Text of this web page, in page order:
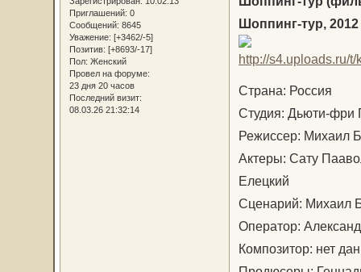
Приглашений: 0
Сообщений: 8645
Уважение: [+3462/-5]
Позитив: [+8693/-17]
Пол: Женский
Провел на форуме:
23 дня 20 часов
Последний визит:
08.03.26 21:32:14
Шоппинг-тур, 2012
Страна: Россия
Студия: Дьюти-фри
Режиссер: Михаил
Актеры: Сату
Елецкий
Сценарий: Михаил
Оператор:
Композитор: нет